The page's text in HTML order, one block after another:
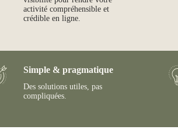
activité compréhensible et
crédible en ligne.
Simple & pragmatique
Des solutions utiles, pas
compliquées.